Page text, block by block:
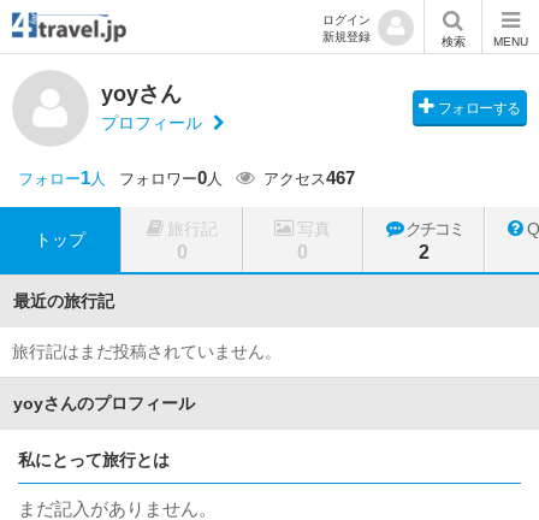
ログイン
新規登録
検索 MENU
yoyさん
プロフィール
フォローする
フォロー1人 フォロワー0人 アクセス467
トップ
旅行記
0
写真
0
クチコミ
2
最近の旅行記
旅行記はまだ投稿されていません。
yoyさんのプロフィール
私にとって旅行とは
まだ記入がありません。